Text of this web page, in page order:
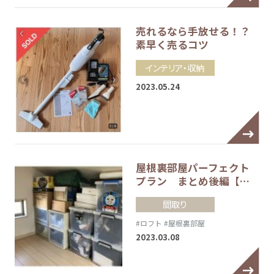
売れるなら手放せる！？
素早く売るコツ
インテリア・収納
2023.05.24
屋根裏部屋パーフェクト
プラン まとめ後編【…
間取り
#ロフト #屋根裏部屋
2023.03.08